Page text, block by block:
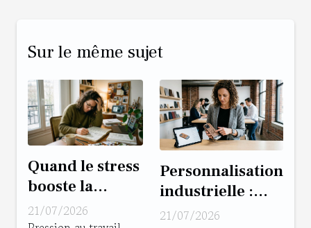
Sur le même sujet
Quand le stress
booste la
créativité :
21/07/2026
Personnalisation
industrielle :
gadget
21/07/2026